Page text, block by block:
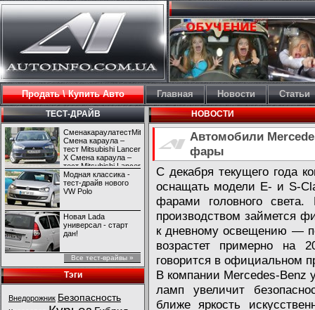
Продать \ Купить Авто Главная Новости Статьи
ТЕСТ-ДРАЙВ
СменакараулатестMitsubishiLancerX
Смена караула –
тест Mitsubishi Lancer
X Смена караула –
тест Mitsubishi Lancer
X
Модная классика -
тест-драйв нового
VW Polo
Новая Lada
универсал - старт
дан!
Все тест-врайвы »
Тэги
Внедорожник Безопасность
НОВОСТИ
Автомобили
фары
С декабря текущего года
оснащать модели E- и S-
фарами головного
производством займется
к дневному освещению —
возрастет примерно
говорится в официальном
В компании Mercedes-Benz
ламп увеличит
ближе яркость